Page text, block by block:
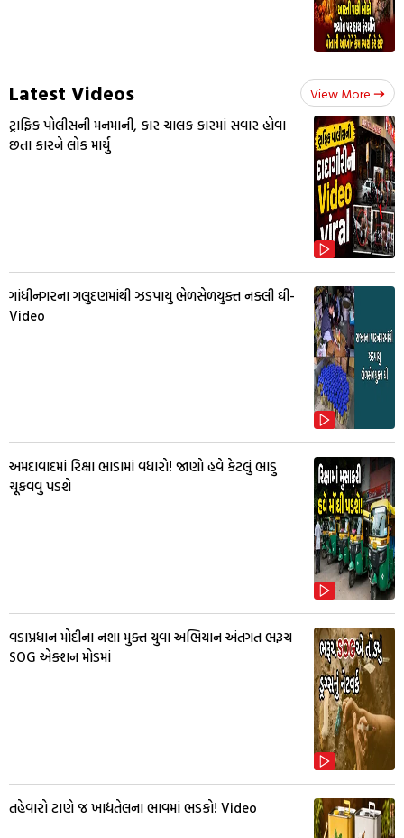
Latest Videos View More
ટ્રાફિક પોલીસની મનમાની, કાર ચાલક કારમાં સવાર હોવા
છતા કારને લોક માર્યુ
ગાંધીનગરના ગલુદણમાંથી ઝડપાયુ ભેળસેળયુક્ત નક્લી ઘી-
Video
અમદાવાદમાં રિક્ષા ભાડામાં વધારો! જાણો હવે કેટલું ભાડુ
ચૂકવવું પડશે
વડાપ્રધાન મોદીના નશા મુક્ત યુવા અભિયાન અંતગત ભરૂચ
SOG એક્શન મોડમાં
તહેવારો ટાણે જ ખાદ્યતેલના ભાવમાં ભડકો! Video